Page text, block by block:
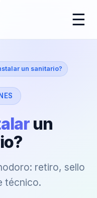
☰
un sanitario?
un
retiro, sello
técnico.